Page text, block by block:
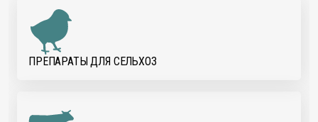
ПРЕПАРАТЫ ДЛЯ CЕЛЬХОЗ